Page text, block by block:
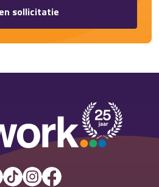
sollicitatie